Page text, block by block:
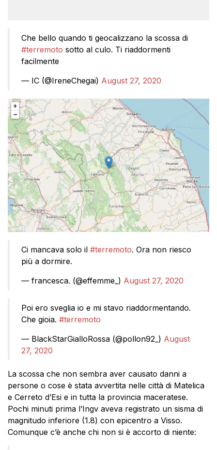
Che bello quando ti geocalizzano la scossa di
#terremoto sotto al culo. Ti riaddormenti
facilmente
— IC (@IreneChegai) August 27, 2020
Ci mancava solo il #terremoto. Ora non riesco
più a dormire.
— francesca. (@effemme_) August 27, 2020
Poi ero sveglia io e mi stavo riaddormentando.
Che gioia. #terremoto
— BlackStarGialloRossa (@pollon92_) August
27, 2020
La scossa che non sembra aver causato danni a
persone o cose è stata avvertita nelle città di Matelica
e Cerreto d’Esi e in tutta la provincia maceratese.
Pochi minuti prima l’Ingv aveva registrato un sisma di
magnitudo inferiore (1.8) con epicentro a Visso.
Comunque c’è anche chi non si è accorto di niente: